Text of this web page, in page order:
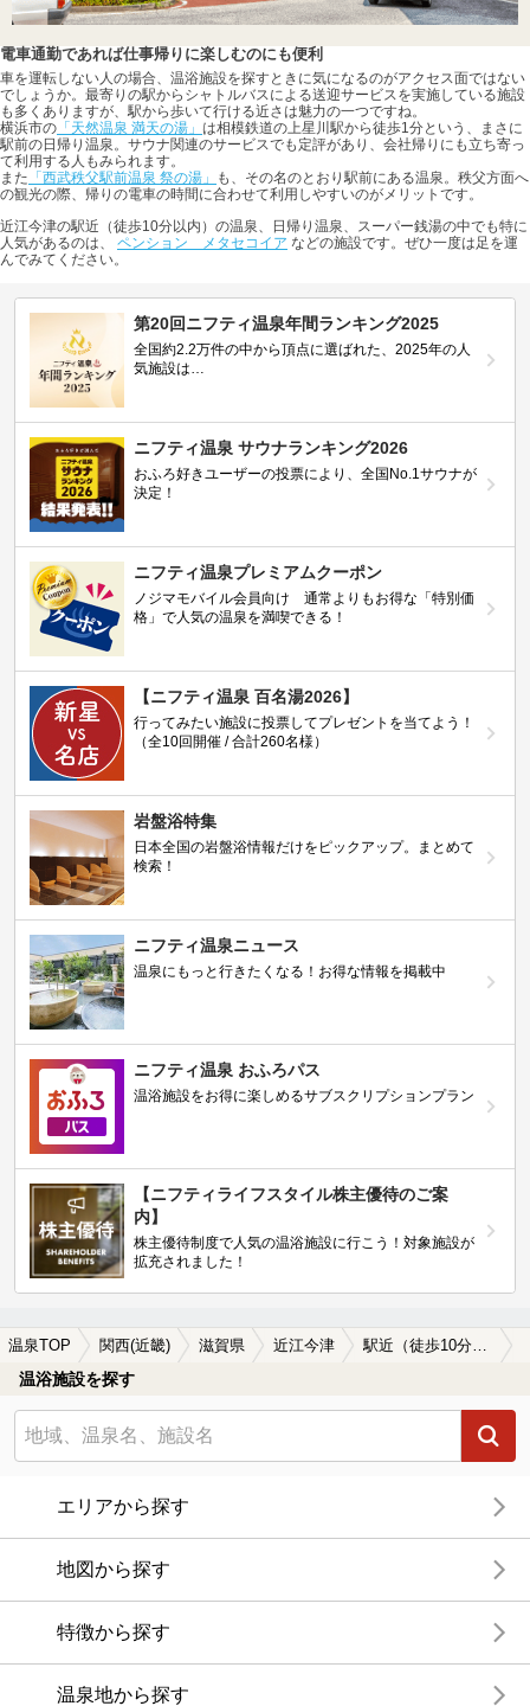
電車通勤であれば仕事帰りに楽しむのにも便利
車を運転しない人の場合、温浴施設を探すときに気になるのがアクセス面ではない
でしょうか。最寄りの駅からシャトルバスによる送迎サービスを実施している施設
も多くありますが、駅から歩いて行ける近さは魅力の一つですね。
横浜市の 「天然温泉 満天の湯」 は相模鉄道の上星川駅から徒歩1分という、まさに
駅前の日帰り温泉。サウナ関連のサービスでも定評があり、会社帰りにも立ち寄っ
て利用する人もみられます。
また 「西武秩父駅前温泉 祭の湯」
も、その名のとおり駅前にある温泉。秩父方面へ
の観光の際、帰りの電車の時間に合わせて利用しやすいのがメリットです。
近江今津の駅近（徒歩10分以内）の温泉、日帰り温泉、スーパー銭湯の中でも特に
人気があるのは、 ペンション メタセコイア などの施設です。ぜひ一度は足を運
んでみてください。
第20回ニフティ温泉年間ランキング2025
全国約2.2万件の中から頂点に選ばれた、2025年の人
気施設は…
ニフティ温泉 サウナランキング2026
おふろ好きユーザーの投票により、全国No.1サウナが
決定！
ニフティ温泉プレミアムクーポン
ノジマモバイル会員向け 通常よりもお得な「特別価
格」で人気の温泉を満喫できる！
【ニフティ温泉 百名湯2026】
行ってみたい施設に投票してプレゼントを当てよう！
（全10回開催 / 合計260名様）
岩盤浴特集
日本全国の岩盤浴情報だけをピックアップ。まとめて
検索！
ニフティ温泉ニュース
温泉にもっと行きたくなる！お得な情報を掲載中
ニフティ温泉 おふろパス
温浴施設をお得に楽しめるサブスクリプションプラン
【ニフティライフスタイル株主優待のご案
内】
株主優待制度で人気の温浴施設に行こう！対象施設が
拡充されました！
温泉TOP 関西(近畿) 滋賀県 近江今津 駅近（徒歩10分以内）の近江今津の温泉、日帰り温泉、スーパー銭湯おすすめ
温浴施設を探す
エリアから探す
地図から探す
特徴から探す
温泉地から探す